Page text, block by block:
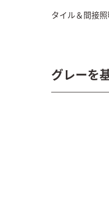
タイル＆間接
グレーを